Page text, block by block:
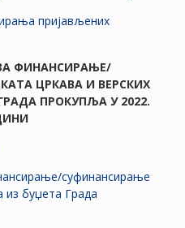
пријављених
ФИНАНСИРАЊЕ/
ЦРКАВА И ВЕРСКИХ
ПРОКУПЉА У 2022.
суфинансирање
из буџета Града